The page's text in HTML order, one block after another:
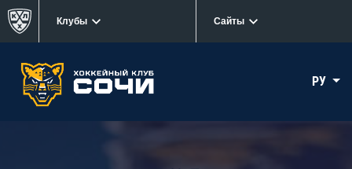
Клубы Сайты
РУ